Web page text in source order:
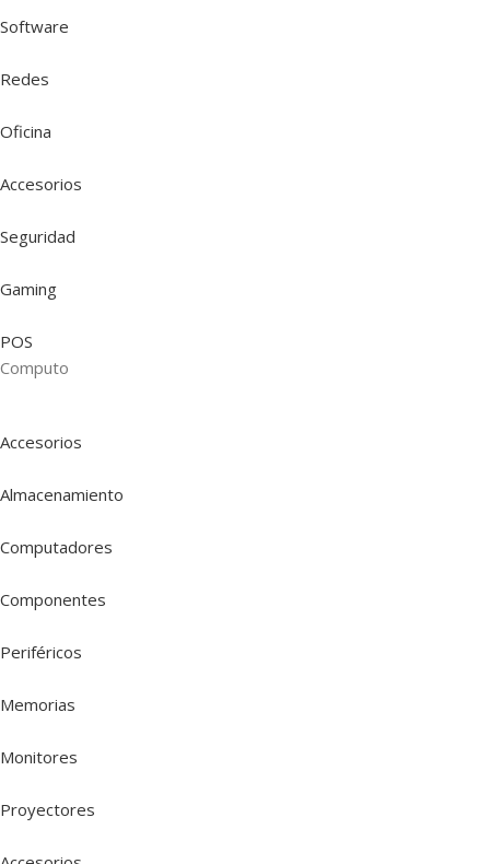
Software
Redes
Oficina
Accesorios
Seguridad
Gaming
POS
Computo
Accesorios
Almacenamiento
Computadores
Componentes
Periféricos
Memorias
Monitores
Proyectores